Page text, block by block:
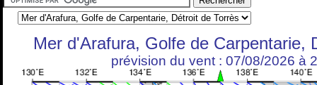
Mer d'Arafura, Golfe de Carpentarie,
prévision du vent : 07/08/2026 à